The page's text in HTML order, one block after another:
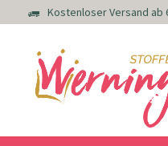
Kostenloser Versand ab